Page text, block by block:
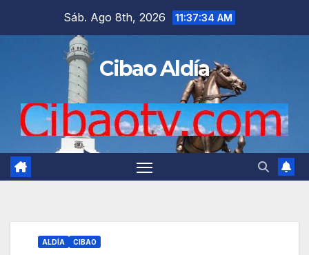
Sáb. Ago 8th, 2026 11:37:36 AM
Cibao Aldía
ALDÍA CIBAO